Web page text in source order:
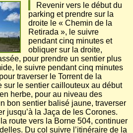
Revenir vers le début du
parking et prendre sur la
droite le « Chemin de la
Retirada », le suivre
pendant cinq minutes et
obliquer sur la droite,
pour prendre un sentier plus
le suivre pendant cinq minutes
traverser le Torrent de la
sur le sentier caillouteux au début
herbe, pour au niveau des
bon sentier balisé jaune, traverser
jusqu’à la Jaça de les Corones.
route vers la Borne 504, continuer
Du col suivre l’itinéraire de la